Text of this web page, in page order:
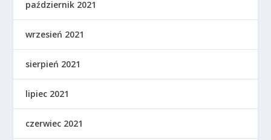
październik 2021
wrzesień 2021
sierpień 2021
lipiec 2021
czerwiec 2021